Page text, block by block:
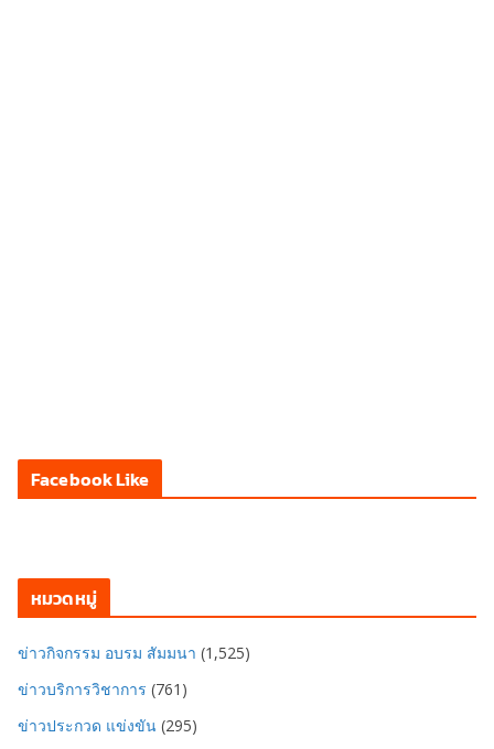
Facebook Like
หมวดหมู่
ข่าวกิจกรรม อบรม สัมมนา (1,525)
ข่าวบริการวิชาการ (761)
ข่าวประกวด แข่งขัน (295)